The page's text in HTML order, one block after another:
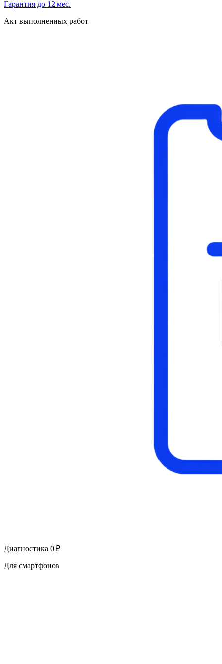
Гарантия до 12 мес.
Акт выполненных работ
Диагностика 0 ₽
Для смартфонов